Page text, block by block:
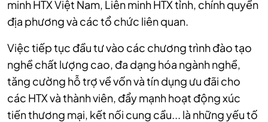
minh HTX Việt Nam, Liên minh HTX tỉnh, chính quyền
địa phương và các tổ chức liên quan.
Việc tiếp tục đầu tư vào các chương trình đào tạo
nghề chất lượng cao, đa dạng hóa ngành nghề,
tăng cường hỗ trợ về vốn và tín dụng ưu đãi cho
các HTX và thành viên, đẩy mạnh hoạt động xúc
tiến thương mại, kết nối cung cầu... là những yếu tố